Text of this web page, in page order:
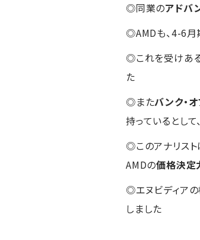
◎同業のアドバ
◎AMDも、4-6月
◎これを受けある
た
◎またバンク・オ
持っているとして
◎このアナリス
AMDの価格決定
◎エヌビディア
しました